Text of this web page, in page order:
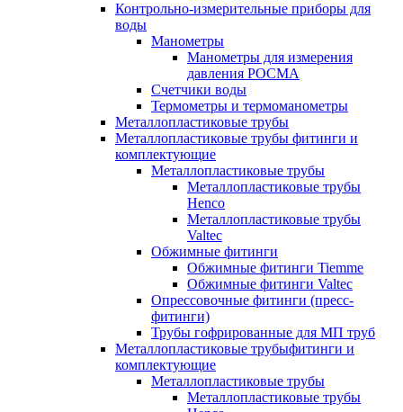
Контрольно-измерительные приборы для
воды
Манометры
Манометры для измерения
давления РОСМА
Счетчики воды
Термометры и термоманометры
Металлопластиковые трубы
Металлопластиковые трубы фитинги и
комплектующие
Металлопластиковые трубы
Металлопластиковые трубы
Henco
Металлопластиковые трубы
Valtec
Обжимные фитинги
Обжимные фитинги Tiemme
Обжимные фитинги Valtec
Опрессовочные фитинги (пресс-
фитинги)
Трубы гофрированные для МП труб
Металлопластиковые трубыфитинги и
комплектующие
Металлопластиковые трубы
Металлопластиковые трубы